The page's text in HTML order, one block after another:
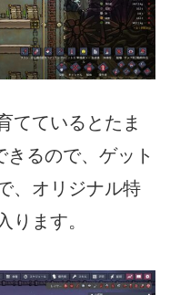
てているとたま
きるので、ゲット
、オリジナル特
ります。